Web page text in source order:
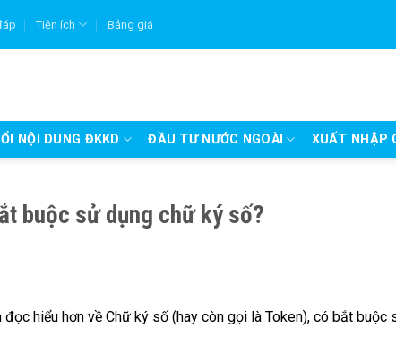
Tiện ích Bảng giá
NỘI DUNG ĐKKD ĐẦU TƯ NƯỚC NGOÀI XUẤT NHẬP
buộc sử dụng chữ ký số?
hiểu hơn về Chữ ký số (hay còn gọi là Token), có bắt buộc